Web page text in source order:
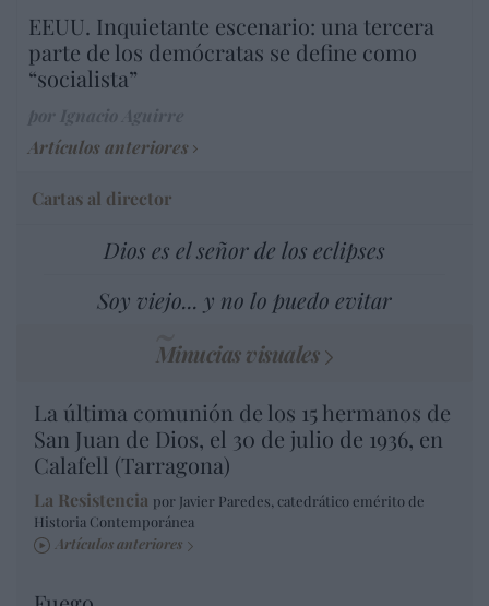
EEUU. Inquietante escenario: una tercera
parte de los demócratas se define como
“socialista”
Artículos anteriores
Cartas al director
Dios es el señor de los eclipses
Soy viejo... y no lo puedo evitar
Minucias visuales
La última comunión de los 15 hermanos de
San Juan de Dios, el 30 de julio de 1936, en
Calafell (Tarragona)
La Resistencia por Javier Paredes, catedrático emérito de
Historia Contemporánea
Artículos anteriores